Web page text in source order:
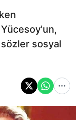
sosyal